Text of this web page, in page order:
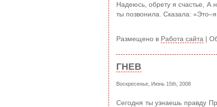
Надеюсь, обрету я счастье,
ты позвонила. Сказала:
Размещено в Работа сайта
ГНЕВ
Воскресенье, Июнь 15th, 2008
Сегодня ты узнаешь правду